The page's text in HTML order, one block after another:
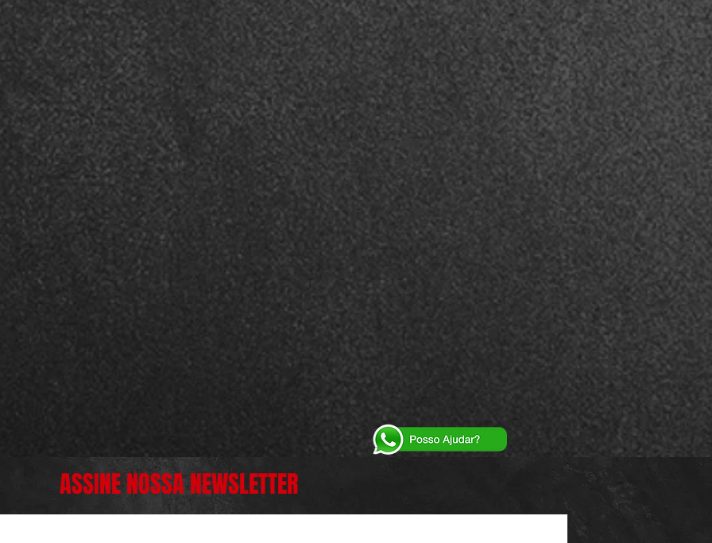
ASSINE NOSSA NEWSLETTER
Powered by
InnoTech Apps
Your 14 days trial has expired.
The trial's over, but the show must go on! 🎬
Upgrade now to keep your web masterpiece in